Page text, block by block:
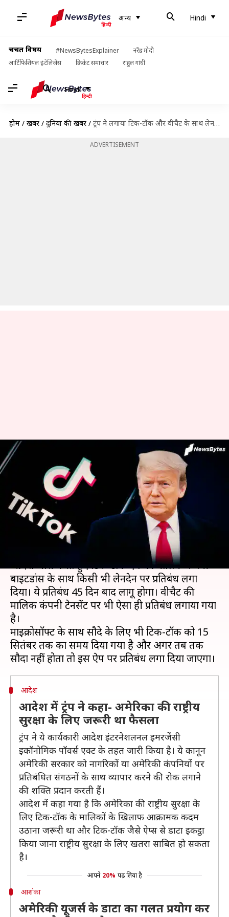
अन्य Hindi
चर्चित विषय #NewsBytesExplainer
नरेंद्र मोदी
आर्टिफिशियल इंटेलिजेंस
क्रिकेट समाचार राहुल गांधी
Hindi
होम / खबरें / दुनिया की खबरें / ट्रंप ने लगाया टिक-टॉक और वीचैट के साथ लेनदेन पर प्रतिबंध, 45 दिन बाद होगा लागू
ADVERTISEMENT
ट्रंप ने लगाया टिक-टॉक और वीचैट के
साथ लेनदेन पर प्रतिबंध, 45 दिन बाद
होगा लागू
लेखन मुकुल तोमर Aug 07, 2020 11:50 am
अमेरिका के राष्ट्रपति डोनाल्ड ट्रंप ने गुरूवार को कार्यकारी
आदेश जारी करते हुए टिक-टॉक ऐप की मालिक कंपनी
बाइटडांस के साथ किसी भी लेनदेन पर प्रतिबंध लगा
दिया। ये प्रतिबंध 45 दिन बाद लागू होगा। वीचैट की
मालिक कंपनी टेनसेंट पर भी ऐसा ही प्रतिबंध लगाया गया
है।
माइक्रोसॉफ्ट के साथ सौदे के लिए भी टिक-टॉक को 15
सितंबर तक का समय दिया गया है और अगर तब तक
आदेश
आदेश में ट्रंप ने कहा- अमेरिका की राष्ट्रीय
सुरक्षा के लिए जरूरी था फैसला
ट्रंप ने ये कार्यकारी आदेश इंटरनेशलनल इमरजेंसी
इकॉनोमिक पॉवर्स एक्ट के तहत जारी किया है। ये कानून
अमेरिकी सरकार को नागरिकों या अमेरिकी कंपनियों पर
प्रतिबंधित संगठनों के साथ व्यापार करने की रोक लगाने
की शक्ति प्रदान करती हैं।
आदेश में कहा गया है कि अमेरिका की राष्ट्रीय सुरक्षा के
लिए टिक-टॉक के मालिकों के खिलाफ आक्रामक कदम
उठाना जरूरी था और टिक-टॉक जैसे ऐप्स से डाटा इकट्ठा
किया जाना राष्ट्रीय सुरक्षा के लिए खतरा साबित हो सकता
है।
आपने 20% पढ़ लिया है
आशंका
अमेरिकी यूजर्स के डाटा का गलत प्रयोग कर